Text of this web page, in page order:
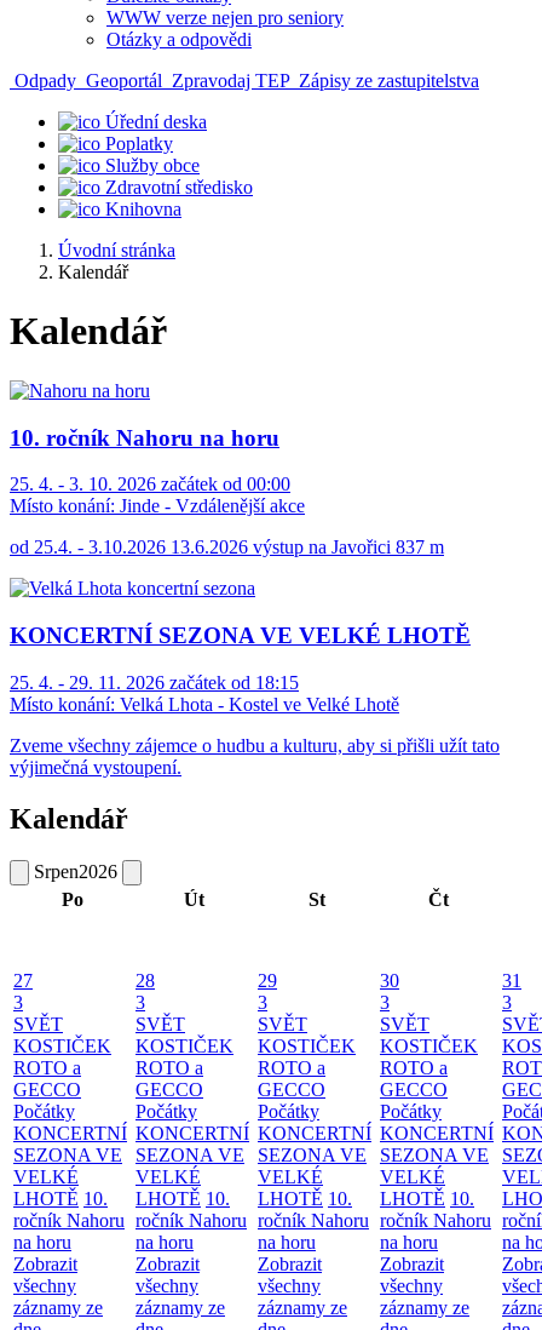
WWW verze nejen pro seniory
Otázky a odpovědi
Odpady Geoportál Zpravodaj TEP Zápisy ze zastupitelstva
Úřední deska
Poplatky
Služby obce
Zdravotní středisko
Knihovna
Úvodní stránka
Kalendář
Kalendář
10. ročník Nahoru na horu
25. 4. - 3. 10. 2026 začátek od 00:00
Místo konání: Jinde - Vzdálenější akce
od 25.4. - 3.10.2026 13.6.2026 výstup na Javořici 837 m
KONCERTNÍ SEZONA VE VELKÉ LHOTĚ
25. 4. - 29. 11. 2026 začátek od 18:15
Místo konání: Velká Lhota - Kostel ve Velké Lhotě
Zveme všechny zájemce o hudbu a kulturu, aby si přišli užít tato
výjimečná vystoupení.
Kalendář
Srpen2026
Po
Út St Čt
27
3
SVĚT
KOSTIČEK
ROTO a
GECCO
Počátky
KONCERTNÍ
SEZONA VE
VELKÉ
LHOTĚ 10.
ročník Nahoru
na horu
Zobrazit
všechny
záznamy ze
28
3
SVĚT
KOSTIČEK
ROTO a
GECCO
Počátky
KONCERTNÍ
SEZONA VE
VELKÉ
LHOTĚ 10.
ročník Nahoru
na horu
Zobrazit
všechny
záznamy ze
29
3
SVĚT
KOSTIČEK
ROTO a
GECCO
Počátky
KONCERTNÍ
SEZONA VE
VELKÉ
LHOTĚ 10.
ročník Nahoru
na horu
Zobrazit
všechny
záznamy ze
30
3
SVĚT
KOSTIČEK
ROTO a
GECCO
Počátky
KONCERTNÍ
SEZONA VE
VELKÉ
LHOTĚ 10.
ročník Nahoru
na horu
Zobrazit
všechny
záznamy ze
31
3
na